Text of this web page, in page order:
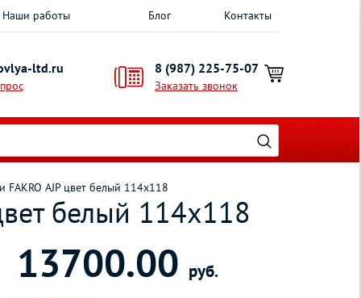
Наши работы Блог Контакты
ltd.ru 8 (987) 225-75-07
Заказать звонок
AJP цвет белый 114х118
белый 114х118
13700.00 руб.